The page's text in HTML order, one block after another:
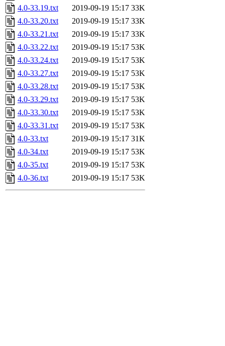
4.0-33.19.txt
2019-09-19 15:17 33K
4.0-33.20.txt
2019-09-19 15:17 33K
4.0-33.21.txt
2019-09-19 15:17 33K
4.0-33.22.txt
2019-09-19 15:17 53K
4.0-33.24.txt
2019-09-19 15:17 53K
4.0-33.27.txt
2019-09-19 15:17 53K
4.0-33.28.txt
2019-09-19 15:17 53K
4.0-33.29.txt
2019-09-19 15:17 53K
4.0-33.30.txt
2019-09-19 15:17 53K
4.0-33.31.txt
2019-09-19 15:17 53K
4.0-33.txt
2019-09-19 15:17 31K
4.0-34.txt
2019-09-19 15:17 53K
4.0-35.txt
2019-09-19 15:17 53K
4.0-36.txt
2019-09-19 15:17 53K